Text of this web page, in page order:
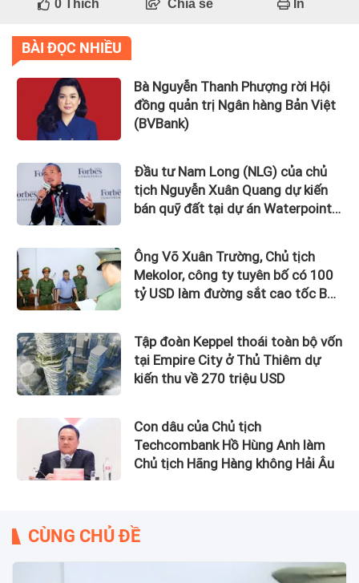
0Thích Chia sẻ In
BÀI ĐỌC NHIỀU
Bà Nguyễn Thanh Phượng rời Hội
đồng quản trị Ngân hàng Bản Việt
(BVBank)
Đầu tư Nam Long (NLG) của chủ
tịch Nguyễn Xuân Quang dự kiến
bán quỹ đất tại dự án Waterpoint,
Ông Võ Xuân Trường, Chủ tịch
Mekolor, công ty tuyên bố có 100
tỷ USD làm đường sắt cao tốc Bắc
Tập đoàn Keppel thoái toàn bộ vốn
tại Empire City ở Thủ Thiêm dự
kiến thu về 270 triệu USD
Con dâu của Chủ tịch
Techcombank Hồ Hùng Anh làm
Chủ tịch Hãng Hàng không Hải Âu
CÙNG CHỦ ĐỀ